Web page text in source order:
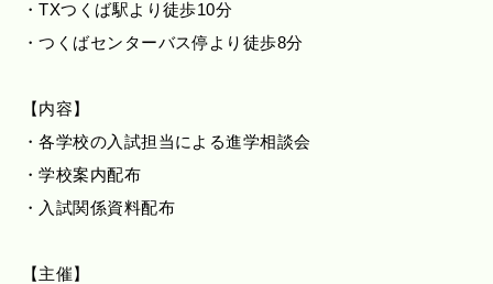
・TXつくば駅より徒歩10分
・つくばセンターバス停より徒歩8分
【内容】
・各学校の入試担当による進学相談会
・学校案内配布
・入試関係資料配布
【主催】